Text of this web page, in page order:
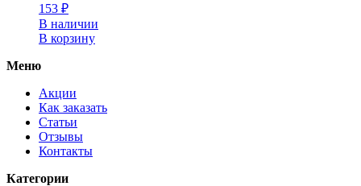
153 ₽
В наличии
В корзину
Меню
Акции
Как заказать
Статьи
Отзывы
Контакты
Категории